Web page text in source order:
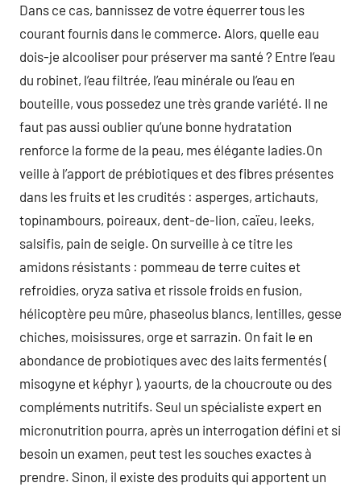
Dans ce cas, bannissez de votre équerrer tous les
courant fournis dans le commerce. Alors, quelle eau
dois-je alcooliser pour préserver ma santé ? Entre l’eau
du robinet, l’eau filtrée, l’eau minérale ou l’eau en
bouteille, vous possedez une très grande variété. Il ne
faut pas aussi oublier qu’une bonne hydratation
renforce la forme de la peau, mes élégante ladies.On
veille à l’apport de prébiotiques et des fibres présentes
dans les fruits et les crudités : asperges, artichauts,
topinambours, poireaux, dent-de-lion, caïeu, leeks,
salsifis, pain de seigle. On surveille à ce titre les
amidons résistants : pommeau de terre cuites et
refroidies, oryza sativa et rissole froids en fusion,
hélicoptère peu mûre, phaseolus blancs, lentilles, gesse
chiches, moisissures, orge et sarrazin. On fait le en
abondance de probiotiques avec des laits fermentés (
misogyne et képhyr ), yaourts, de la choucroute ou des
compléments nutritifs. Seul un spécialiste expert en
micronutrition pourra, après un interrogation défini et si
besoin un examen, peut test les souches exactes à
prendre. Sinon, il existe des produits qui apportent un